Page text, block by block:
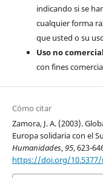
indicando si se
cualquier forma
que usted o su
Uso no
con fines
Cómo citar
Zamora, J. A. (2003).
Europa solidaria con el
Humanidades,95, 623-
https://doi.org/10.5377/